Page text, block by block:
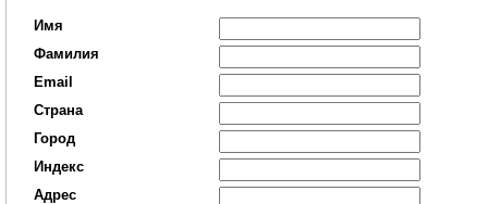
Имя
Фамилия
Email
Страна
Город
Индекс
Адрес